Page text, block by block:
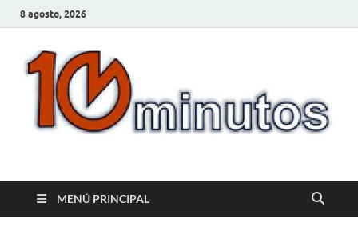
8 agosto, 2026
10minutos.com.uy
MENÚ PRINCIPAL